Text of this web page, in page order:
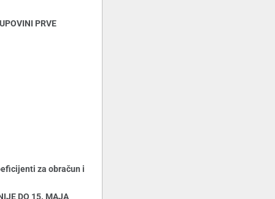
PRVE
za obračun i
DO 15. MAJA